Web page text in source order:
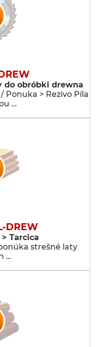
do obróbki drewna
Ponuka > Rezivo Píla
…
DREW
Tarcica
strešné laty
…